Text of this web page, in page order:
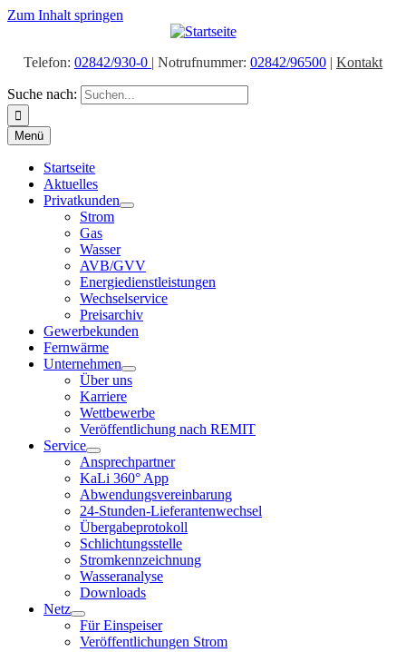
Zum Inhalt springen
Telefon: 02842/930-0 | Notrufnummer: 02842/96500 | Kontakt
Suche nach:
Menü
Startseite
Aktuelles
Privatkunden
Strom
Gas
Wasser
AVB/GVV
Energiedienstleistungen
Wechselservice
Preisarchiv
Gewerbekunden
Fernwärme
Unternehmen
Über uns
Karriere
Wettbewerbe
Veröffentlichung nach REMIT
Service
Ansprechpartner
KaLi 360° App
Abwendungsvereinbarung
24-Stunden-Lieferantenwechsel
Übergabeprotokoll
Schlichtungsstelle
Stromkennzeichnung
Wasseranalyse
Downloads
Netz
Für Einspeiser
Veröffentlichungen Strom